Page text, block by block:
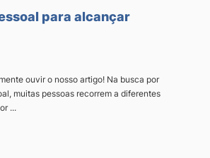
para alcançar
ouvir o nosso artigo! Na busca por
muitas pessoas recorrem a diferentes
...